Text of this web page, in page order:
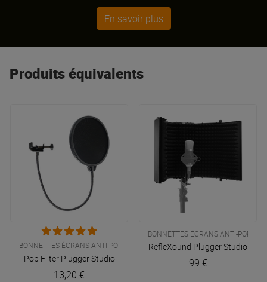
En savoir plus
Produits équivalents
BONNETTES ÉCRANS ANTI-POPS
Pop Filter Plugger Studio
13,20 €
BONNETTES ÉCRANS ANTI-POPS
RefleXound Plugger Studio
99 €